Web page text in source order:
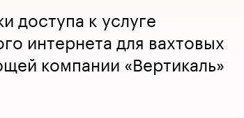
доступа к услуге
интернета для вахтовых
компании «Вертикаль»